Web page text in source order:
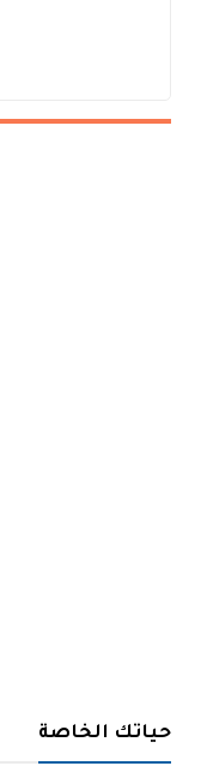
حياتك الخاصة